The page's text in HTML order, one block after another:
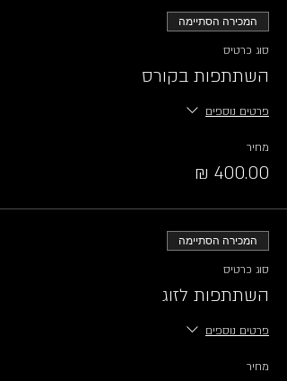
המכירה הסתיימה
סוג כרטיס
השתתפות בקורס
פרטים נוספים
מחיר
המכירה הסתיימה
סוג כרטיס
השתתפות לזוג
פרטים נוספים
מחיר